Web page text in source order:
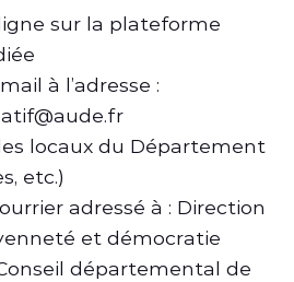
sur la plateforme
à l’adresse :
locaux du Département
etc.)
adressé à : Direction
et démocratie
départemental de